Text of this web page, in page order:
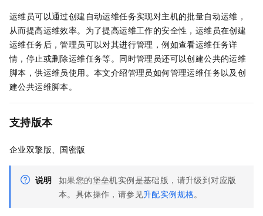
运维员可以通过创建自动运维任务实现对主机的批量自动运维，
从而提高运维效率。为了提高运维工作的安全性，运维员在创建
运维任务后，管理员可以对其进行管理，例如查看运维任务详
情，停止或删除运维任务等。同时管理员还可以创建公共的运维
脚本，供运维员使用。本文介绍管理员如何管理运维任务以及创
建公共运维脚本。
支持版本
企业双擎版、国密版
说明 如果您的堡垒机实例是基础版，请升级到对应版
本。具体操作，请参见升配实例规格。